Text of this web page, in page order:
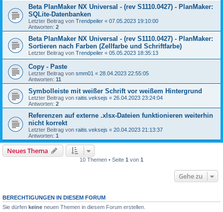
Beta PlanMaker NX Universal - (rev S1110.0427) - PlanMaker:
SQLite-Datenbanken
Letzter Beitrag von Trendpeiler « 07.05.2023 19:10:00
Antworten: 2
Beta PlanMaker NX Universal - (rev S1110.0427) - PlanMaker:
Sortieren nach Farben (Zellfarbe und Schriftfarbe)
Letzter Beitrag von Trendpeiler « 05.05.2023 18:35:13
Copy - Paste
Letzter Beitrag von smm01 « 28.04.2023 22:55:05
Antworten: 11
Symbolleiste mit weißer Schrift vor weißem Hintergrund
Letzter Beitrag von raitis.veksejs « 26.04.2023 23:24:04
Antworten: 2
Referenzen auf externe .xlsx-Dateien funktionieren weiterhin
nicht korrekt
Letzter Beitrag von raitis.veksejs « 20.04.2023 21:13:37
Antworten: 1
Neues Thema
10 Themen • Seite 1 von 1
Gehe zu
BERECHTIGUNGEN IN DIESEM FORUM
Sie dürfen keine neuen Themen in diesem Forum erstellen.